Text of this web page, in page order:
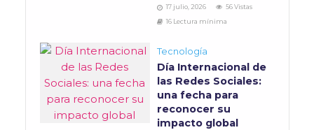
17 julio, 2026
56 Vistas
16 Lectura mínima
Tecnología
Día Internacional de
las Redes Sociales:
una fecha para
reconocer su
impacto global